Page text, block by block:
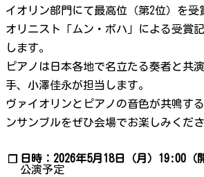
イオリン部門にて最高位（第2位）を受
オリニスト「ムン・ボハ」による受賞
します。
ピアノは日本各地で名立たる奏者と共
手、小澤佳永が担当します。
ヴァイオリンとピアノの音色が共鳴す
ンサンブルをぜひ会場でお楽しみくださ
❐ 日時：2026年5月18日（月）19:00（
公演予定